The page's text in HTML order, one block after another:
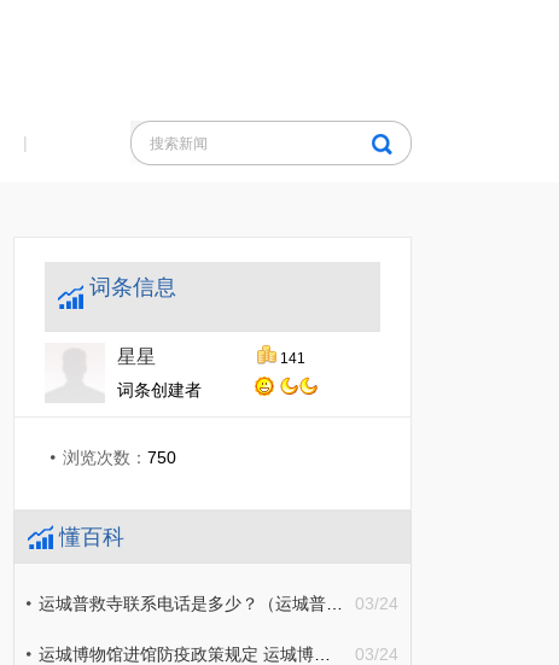
|
词条信息
星星 141
词条创建者
浏览次数： 750
懂百科
03/24
运城普救寺联系电话是多少？（运城普救寺联系电话是多少号）
03/24
运城博物馆进馆防疫政策规定 运城博物馆进馆防疫政策规定文件